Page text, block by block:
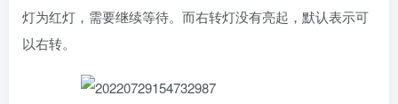
灯为红灯，需要继续等待。而右转灯没有亮起，默认表示可
以右转。
QQ登录 微信登录